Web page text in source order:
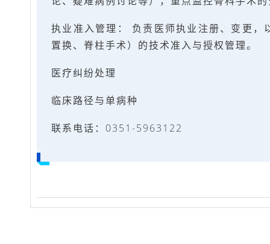
执业准入管理： 负责医师执业注册、变更，
置换、脊柱手术）的技术准入与授权管理。
医疗纠纷处理
临床路径与单病种
联系电话：0351-5963122